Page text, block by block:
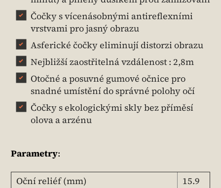
Čočky s vícenásobnými antireflexními
vrstvami pro jasný obrazu
Asferické čočky eliminují distorzi obrazu
Nejbližší zaostřitelná vzdálenost : 2,8m
Otočné a posuvné gumové očnice pro
snadné umístění do správné polohy očí
Čočky s ekologickými skly bez příměsí
olova a arzénu
Parametry:
Oční reliéf (mm)
15.9